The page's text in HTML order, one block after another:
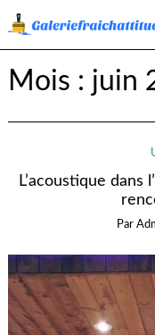
Mois : juin
L’acoustique dans
Par